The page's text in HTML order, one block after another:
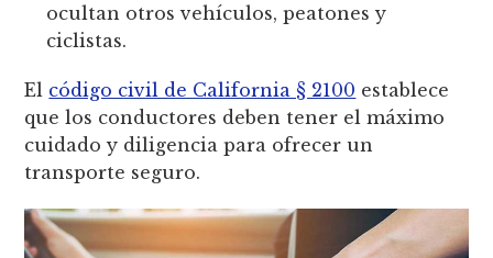
ocultan otros vehículos, peatones y
ciclistas.
El código civil de California § 2100 establece
que los conductores deben tener el máximo
cuidado y diligencia para ofrecer un
transporte seguro.